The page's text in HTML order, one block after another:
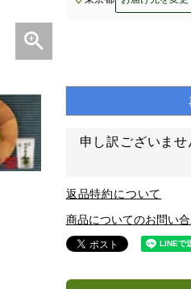
申し訳ございま
返品特約について
商品についてのお問い